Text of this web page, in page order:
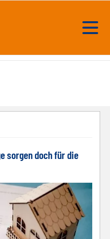
sorgen doch für die